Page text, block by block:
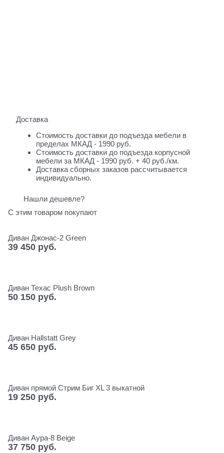
Доставка
Стоимость доставки до подъезда мебели в
пределах МКАД - 1990 руб.
Стоимость доставки до подъезда корпусной
мебели за МКАД - 1990 руб. + 40 руб./км.
Доставка сборных заказов рассчитывается
индивидуально.
Нашли дешевле?
С этим товаром покупают
Диван Джонас-2 Green
39 450 руб.
Диван Техас Plush Brown
50 150 руб.
Диван Hallstatt Grey
45 650 руб.
Диван прямой Стрим Биг XL 3 выкатной
19 250 руб.
Диван Аура-8 Beige
37 750 руб.